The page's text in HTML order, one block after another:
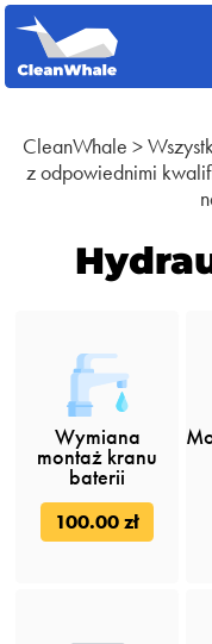
CleanWhale >
z odpowiednimi
Wymiana
montaż kranu
baterii
100.00 zł